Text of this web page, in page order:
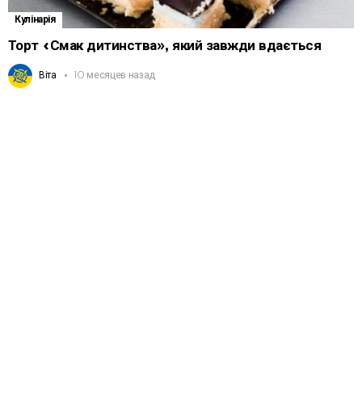
Кулінарія
Торт «Смак дитинства», який завжди вдається
Віта 10 месяцев назад